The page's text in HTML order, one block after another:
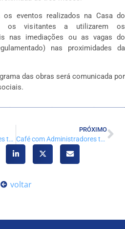
os eventos realizados na Casa do
os visitantes a utilizarem os
nas imediações ou as vagas do
nas proximidades da
das obras será comunicada por
Café com Administradores traz o tema “A CIÊNCIA DA FELICIDADE”
PRÓXIMO
Café com Administradores traz o tema O MERCADO DE FUSÕES E AQUISIÇÕES
voltar